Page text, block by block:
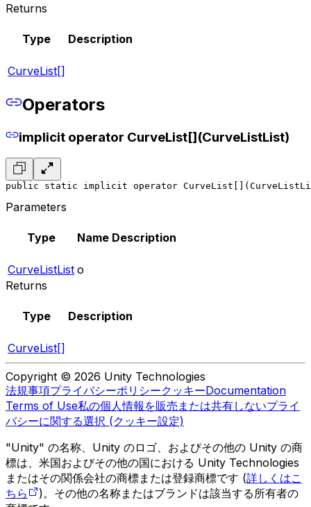
Returns
Type Description
CurveList[]
Operators
implicit operator CurveList[](CurveListList)
public static implicit operator
Parameters
Type Name Description
CurveListList o
Returns
Type Description
CurveList[]
Copyright © 2026 Unity Technologies
法規事項プライバシーポリシークッキーDocumentation
Terms of Use私の個人情報を販売または共有しないプライ
バシーに関する選択 (クッキー設定)
"Unity" の名称、Unity のロゴ、およびその他の Unity の商
標は、米国およびその他の国における Unity Technologies
またはその関係会社の商標または登録商標です (詳しくはこ
ちら
)。その他の名称またはブランドは該当する所有者の